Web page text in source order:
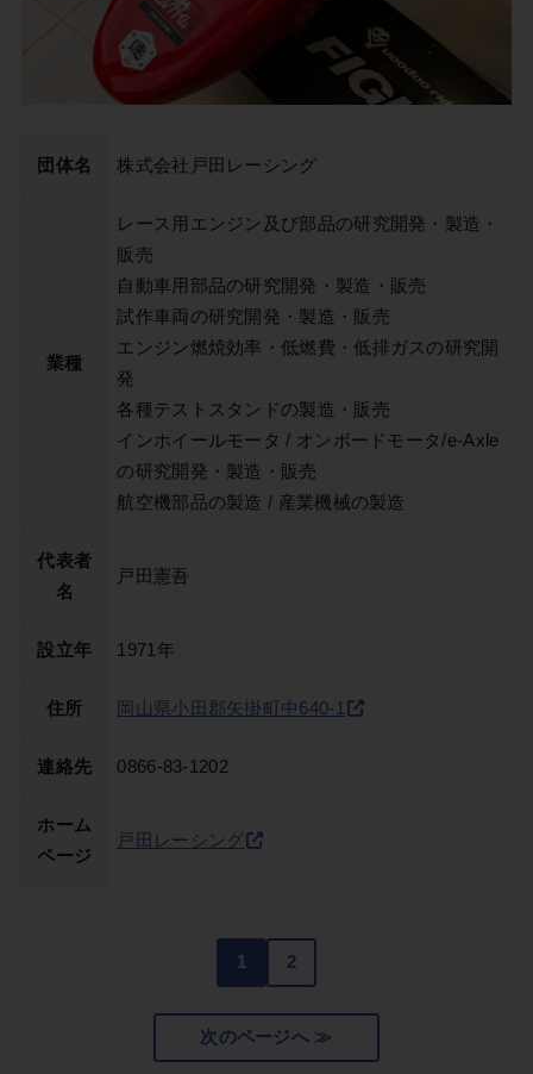
団体名 株式会社戸田レーシング
業種
レース用エンジン及び部品の研究開発・製造・
販売
自動車用部品の研究開発・製造・販売
試作車両の研究開発・製造・販売
エンジン燃焼効率・低燃費・低排ガスの研究開
発
各種テストスタンドの製造・販売
インホイールモータ / オンボードモータ/e-Axle
の研究開発・製造・販売
航空機部品の製造 / 産業機械の製造
代表者
名
戸田憲吾
設立年 1971年
住所 岡山県小田郡矢掛町中640-1
連絡先 0866-83-1202
ホーム
ページ
戸田レーシング
1 2
次のページへ ≫